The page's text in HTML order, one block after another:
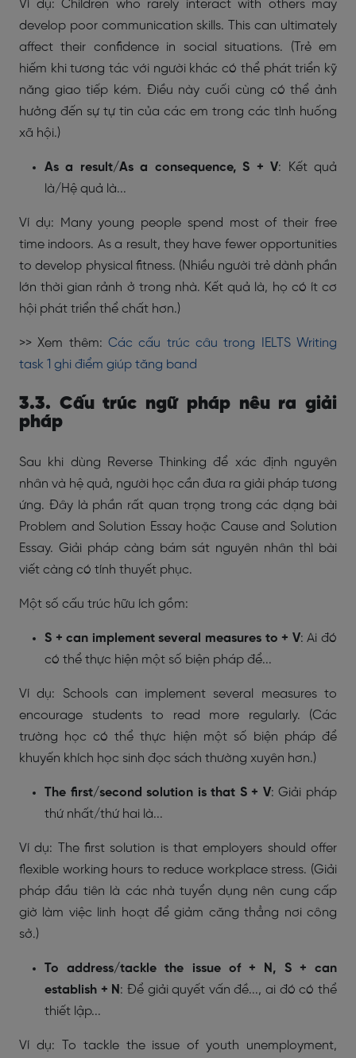
Ví dụ: Children who rarely interact with others may
develop poor communication skills. This can ultimately
affect their confidence in social situations. (Trẻ em
hiếm khi tương tác với người khác có thể phát triển kỹ
năng giao tiếp kém. Điều này cuối cùng có thể ảnh
hưởng đến sự tự tin của các em trong các tình huống
xã hội.)
As a result/As a consequence, S + V: Kết quả
là/Hệ quả là...
Ví dụ: Many young people spend most of their free
time indoors. As a result, they have fewer opportunities
to develop physical fitness. (Nhiều người trẻ dành phần
lớn thời gian rảnh ở trong nhà. Kết quả là, họ có ít cơ
hội phát triển thể chất hơn.)
>> Xem thêm: Các cấu trúc câu trong IELTS Writing
task 1 ghi điểm giúp tăng band
3.3. Cấu trúc ngữ pháp nêu ra giải
pháp
Sau khi dùng Reverse Thinking để xác định nguyên
nhân và hệ quả, người học cần đưa ra giải pháp tương
ứng. Đây là phần rất quan trọng trong các dạng bài
Problem and Solution Essay hoặc Cause and Solution
Essay. Giải pháp càng bám sát nguyên nhân thì bài
viết càng có tính thuyết phục.
Một số cấu trúc hữu ích gồm:
S + can implement several measures to + V: Ai đó
có thể thực hiện một số biện pháp để...
Ví dụ: Schools can implement several measures to
encourage students to read more regularly. (Các
trường học có thể thực hiện một số biện pháp để
khuyến khích học sinh đọc sách thường xuyên hơn.)
The first/second solution is that S + V: Giải pháp
thứ nhất/thứ hai là...
Ví dụ: The first solution is that employers should offer
flexible working hours to reduce workplace stress. (Giải
pháp đầu tiên là các nhà tuyển dụng nên cung cấp
giờ làm việc linh hoạt để giảm căng thẳng nơi công
sở.)
To address/tackle the issue of + N, S + can
establish + N : Để giải quyết vấn đề..., ai đó có thể
thiết lập...
Ví dụ: To tackle the issue of youth unemployment,